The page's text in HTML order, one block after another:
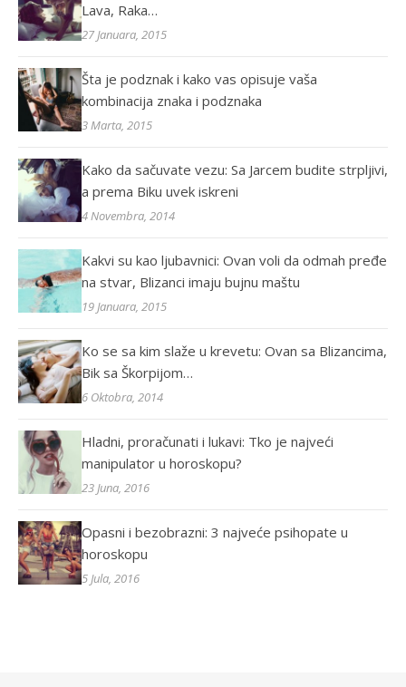
Lava, Raka…
27 Januara, 2015
Šta je podznak i kako vas opisuje vaša
kombinacija znaka i podznaka
3 Marta, 2015
Kako da sačuvate vezu: Sa Jarcem budite strpljivi,
a prema Biku uvek iskreni
4 Novembra, 2014
Kakvi su kao ljubavnici: Ovan voli da odmah pređe
na stvar, Blizanci imaju bujnu maštu
19 Januara, 2015
Ko se sa kim slaže u krevetu: Ovan sa Blizancima,
Bik sa Škorpijom…
6 Oktobra, 2014
Hladni, proračunati i lukavi: Tko je najveći
manipulator u horoskopu?
23 Juna, 2016
Opasni i bezobrazni: 3 najveće psihopate u
horoskopu
5 Jula, 2016